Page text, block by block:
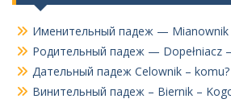
Именительный падеж —
Родительный падеж — Dopełniacz
Дательный падеж Celownik – komu?
Винительный падеж – Biernik –